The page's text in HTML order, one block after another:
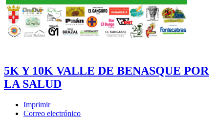
5K Y 10K VALLE DE BENASQUE POR
LA SALUD
Imprimir
Correo electrónico